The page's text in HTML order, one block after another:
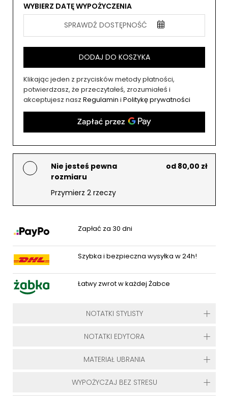
WYBIERZ DATĘ WYPOŻYCZENIA
SPRAWDŹ DOSTĘPNOŚĆ
DODAJ DO KOSZYKA
Klikając jeden z przycisków metody płatności,
potwierdzasz, że przeczytałeś, zrozumiałeś i
akceptujesz nasz Regulamin i Politykę prywatności
Nie jesteś pewna
rozmiaru
od 80,00 zł
Przymierz 2 rzeczy
Zapłać za 30 dni
Szybka i bezpieczna wysyłka w 24h!
Łatwy zwrot w każdej Żabce
NOTATKI STYLISTY
NOTATKI EDYTORA
MATERIAŁ UBRANIA
WYPOŻYCZAJ BEZ STRESU